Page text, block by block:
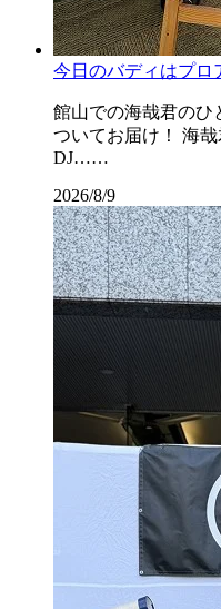
今日のバディはプロ
館山での海哉君のひ
ついてお届け！ 海
DJ……
2026/8/9